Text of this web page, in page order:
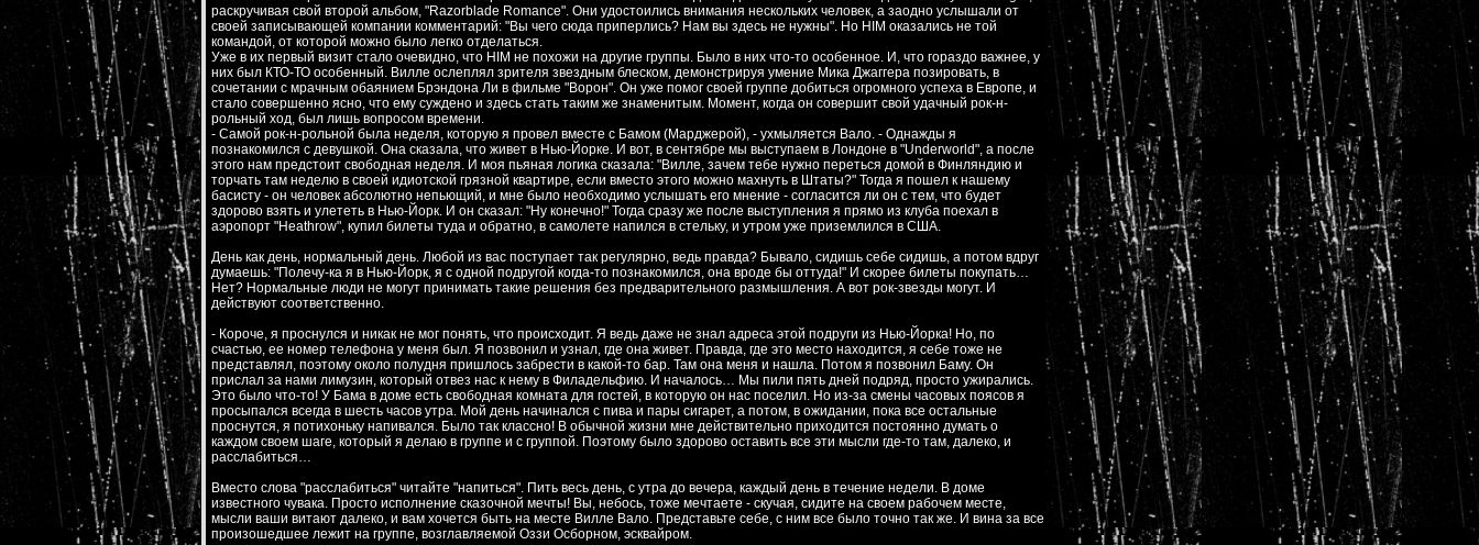
раскручивая свой второй альбом, "Razorblade Romance". Они удостоились внимания нескольких человек, а заодно услышали от
своей записывающей компании комментарий: "Вы чего сюда приперлись? Нам вы здесь не нужны". Но HIM оказались не той
командой, от которой можно было легко отделаться.
Уже в их первый визит стало очевидно, что HIM не похожи на другие группы. Было в них что-то особенное. И, что гораздо важнее, у
них был КТО-ТО особенный. Вилле ослеплял зрителя звездным блеском, демонстрируя умение Мика Джаггера позировать, в
сочетании с мрачным обаянием Брэндона Ли в фильме "Ворон". Он уже помог своей группе добиться огромного успеха в Европе, и
стало совершенно ясно, что ему суждено и здесь стать таким же знаменитым. Момент, когда он совершит свой удачный рок-н-
рольный ход, был лишь вопросом времени.
- Самой рок-н-рольной была неделя, которую я провел вместе с Бамом (Марджерой), - ухмыляется Вало. - Однажды я
познакомился с девушкой. Она сказала, что живет в Нью-Йорке. И вот, в сентябре мы выступаем в Лондоне в "Underworld", а после
этого нам предстоит свободная неделя. И моя пьяная логика сказала: "Вилле, зачем тебе нужно переться домой в Финляндию и
торчать там неделю в своей идиотской грязной квартире, если вместо этого можно махнуть в Штаты?" Тогда я пошел к нашему
басисту - он человек абсолютно непьющий, и мне было необходимо услышать его мнение - согласится ли он с тем, что будет
здорово взять и улететь в Нью-Йорк. И он сказал: "Ну конечно!" Тогда сразу же после выступления я прямо из клуба поехал в
аэропорт "Heathrow", купил билеты туда и обратно, в самолете напился в стельку, и утром уже приземлился в США.
День как день, нормальный день. Любой из вас поступает так регулярно, ведь правда? Бывало, сидишь себе сидишь, а потом вдруг
думаешь: "Полечу-ка я в Нью-Йорк, я с одной подругой когда-то познакомился, она вроде бы оттуда!" И скорее билеты покупать…
Нет? Нормальные люди не могут принимать такие решения без предварительного размышления. А вот рок-звезды могут. И
действуют соответственно.
- Короче, я проснулся и никак не мог понять, что происходит. Я ведь даже не знал адреса этой подруги из Нью-Йорка! Но, по
счастью, ее номер телефона у меня был. Я позвонил и узнал, где она живет. Правда, где это место находится, я себе тоже не
представлял, поэтому около полудня пришлось забрести в какой-то бар. Там она меня и нашла. Потом я позвонил Баму. Он
прислал за нами лимузин, который отвез нас к нему в Филадельфию. И началось… Мы пили пять дней подряд, просто ужирались.
Это было что-то! У Бама в доме есть свободная комната для гостей, в которую он нас поселил. Но из-за смены часовых поясов я
просыпался всегда в шесть часов утра. Мой день начинался с пива и пары сигарет, а потом, в ожидании, пока все остальные
проснутся, я потихоньку напивался. Было так классно! В обычной жизни мне действительно приходится постоянно думать о
каждом своем шаге, который я делаю в группе и с группой. Поэтому было здорово оставить все эти мысли где-то там, далеко, и
расслабиться…
Вместо слова "расслабиться" читайте "напиться". Пить весь день, с утра до вечера, каждый день в течение недели. В доме
известного чувака. Просто исполнение сказочной мечты! Вы, небось, тоже мечтаете - скучая, сидите на своем рабочем месте,
мысли ваши витают далеко, и вам хочется быть на месте Вилле Вало. Представьте себе, с ним все было точно так же. И вина за все
произошедшее лежит на группе, возглавляемой Оззи Осборном, эсквайром.